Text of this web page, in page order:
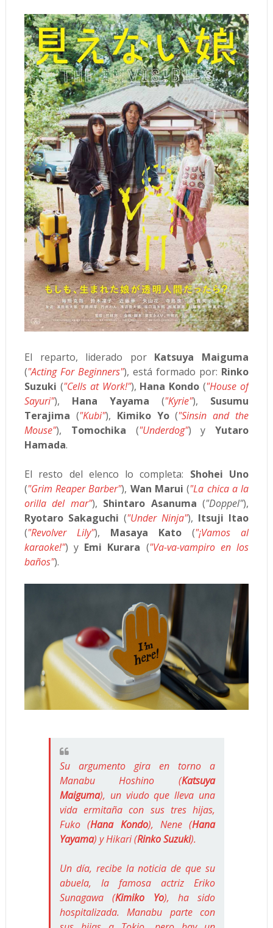
El reparto, liderado por Katsuya Maiguma
("Acting For Beginners"), está formado por: Rinko
Suzuki ("Cells at Work!"), Hana Kondo ("House of
Sayuri"), Hana Yayama ("Kyrie"), Susumu
Terajima ("Kubi"), Kimiko Yo("Sinsin and the
Mouse"), Tomochika ("Underdog") yYutaro
Hamada.
El resto del elenco lo completa: Shohei Uno
("Grim Reaper Barber"), Wan Marui ("La chica a la
orilla del mar"), Shintaro Asanuma ("Doppel"),
Ryotaro Sakaguchi ("Under Ninja"), Itsuji Itao
("Revolver Lily"), Masaya Kato ("¡Vamos al
karaoke!") y Emi Kurara ("Va-va-vampiro en los
baños").
Su argumento gira en torno a
Manabu Hoshino (Katsuya
Maiguma), un viudo que lleva una
vida ermitaña con sus tres hijas,
Fuko (Hana Kondo), Nene (Hana
Yayama) y Hikari (Rinko Suzuki).
Un día, recibe la noticia de que su
abuela, la famosa actriz Eriko
Sunagawa (Kimiko Yo), ha sido
hospitalizada. Manabu parte con